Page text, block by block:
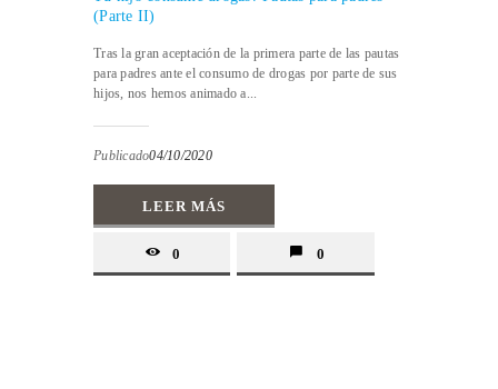
(Parte II)
Tras la gran aceptación de la primera parte de las pautas
para padres ante el consumo de drogas por parte de sus
hijos, nos hemos animado a...
Publicado04/10/2020
LEER MÁS
0 0